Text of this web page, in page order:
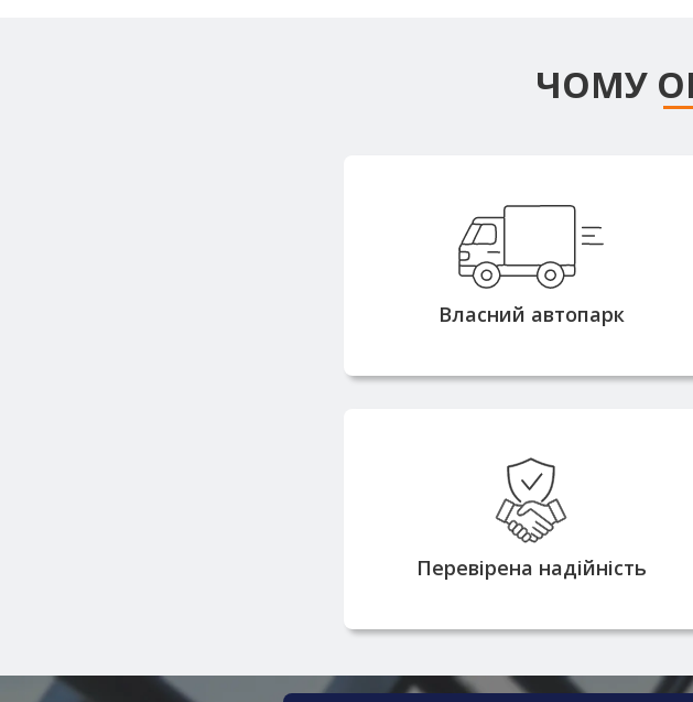
ЧОМУ
Власний автопарк
Власні машини
вантажопідйомністю від 3 до 25
тонн дозволяють доставляти
замовлення швидко та без
затримок
Перевірена надійність
Працюємо з 2010 року та маємо
репутацію надійного
постачальника металопрокату